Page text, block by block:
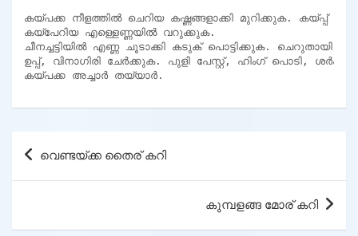
കയ്പക്ക നീളത്തിൽ ചെറിയ കഷ്ണങ്ങളാക്കി മുറിക്കുക. കയ്പ്പ്
കയ്പേറിയ എള്ളെണ്ണയിൽ വറുക്കുക.
ചീനച്ചട്ടിയിൽ എണ്ണ ചൂടാക്കി കടുക് പൊട്ടിക്കുക. ചെറുതായി
ഉപ്പ്, വിനാഗിരി ചേർക്കുക. പുളി പേസ്റ്റ്, ഹിംഗ് പൊടി,
കയ്പക്ക അച്ചാർ തയ്യാർ.
Post
വെണ്ടയ്ക്ക തൈര് കറി
കുമ്പളങ്ങ മോര് കറി